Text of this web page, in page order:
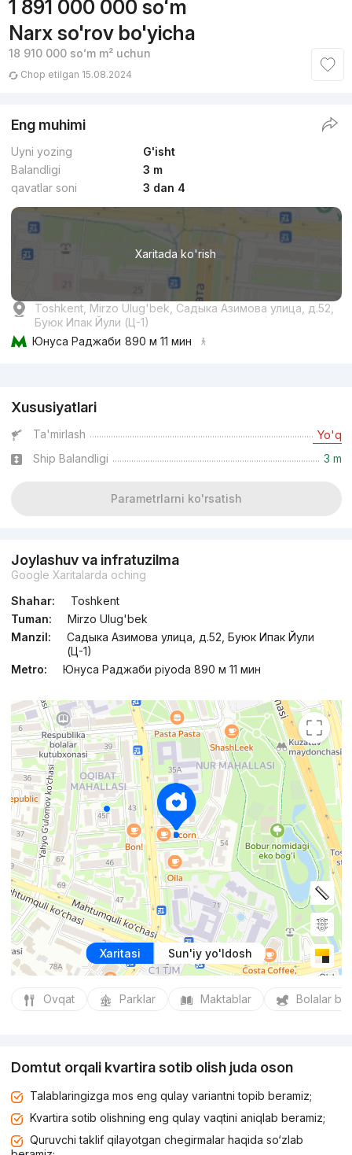
1 891 000 000 soʻm
Narx so'rov bo'yicha
18 910 000 soʻmm² uchun
Chop etilgan 15.08.2024
Eng muhimi
Uyni yozing
G'isht
Balandligi
3 m
qavatlar soni
3 dan 4
Xaritada ko'rish
Toshkent, Mirzo Ulug'bek, Садыка Азимова улица, д.52,
Буюк Ипак Йули (Ц-1)
Юнуса Раджаби 890 м 11 мин
Xususiyatlari
Ta'mirlash Yo'q
Ship Balandligi 3 m
Parametrlarni ko'rsatish
Joylashuv va infratuzilma
Google Xaritalarda oching
Shahar:
Toshkent
Tuman:
Mirzo Ulug'bek
Manzil:
Садыка Азимова улица, д.52, Буюк Ипак Йули
(Ц-1)
Metro:
Юнуса Раджаби piyoda 890 м 11 мин
Xaritasi Sun'iy yo'ldosh
Ovqat Parklar Maktablar Bolalar
Domtut orqali kvartira sotib olish juda oson
Talablaringizga mos eng qulay variantni topib beramiz;
Kvartira sotib olishning eng qulay vaqtini aniqlab beramiz;
Quruvchi taklif qilayotgan chegirmalar haqida so‘zlab